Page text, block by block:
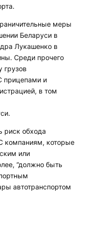
меры
Беларуси в
Лукашенко в
Среди прочего
грузов
прицепами и
в том
риск обхода
компаниям, которые
или
“должно быть
автотранспортом